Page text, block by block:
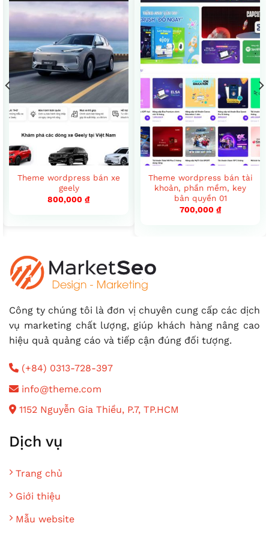
Theme wordpress bán xe
geely
800,000 ₫
Theme wordpress bán tài
khoản, phần mềm, key
bản quyền 01
700,000 ₫
Công ty chúng tôi là đơn vị chuyên cung cấp các dịch
vụ marketing chất lượng, giúp khách hàng nâng cao
hiệu quả quảng cáo và tiếp cận đúng đối tượng.
(+84) 0313-728-397
info@theme.com
1152 Nguyễn Gia Thiều, P.7, TP.HCM
Dịch vụ
Trang chủ
Giới thiệu
Mẫu website